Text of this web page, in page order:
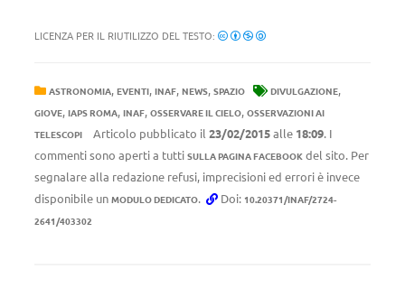
LICENZA PER IL RIUTILIZZO DEL TESTO:
ASTRONOMIA, EVENTI, INAF, NEWS, SPAZIO DIVULGAZIONE,
GIOVE, IAPS ROMA, INAF, OSSERVARE IL CIELO, OSSERVAZIONI AI
TELESCOPI
Articolo pubblicato il 23/02/2015alle 18:09. I
commenti sono aperti a tutti SULLA PAGINA FACEBOOK del sito. Per
segnalare alla redazione refusi, imprecisioni ed errori è invece
disponibile un MODULO DEDICATO. Doi: 10.20371/INAF/2724-
2641/403302